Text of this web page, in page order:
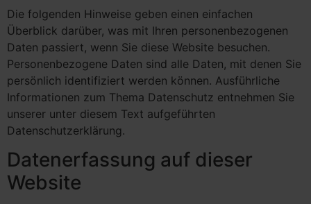
Die folgenden Hinweise geben einen einfachen
Überblick darüber, was mit Ihren personenbezogenen
Daten passiert, wenn Sie diese Website besuchen.
Personenbezogene Daten sind alle Daten, mit denen Sie
persönlich identifiziert werden können. Ausführliche
Informationen zum Thema Datenschutz entnehmen Sie
unserer unter diesem Text aufgeführten
Datenschutzerklärung.
Datenerfassung auf dieser
Website